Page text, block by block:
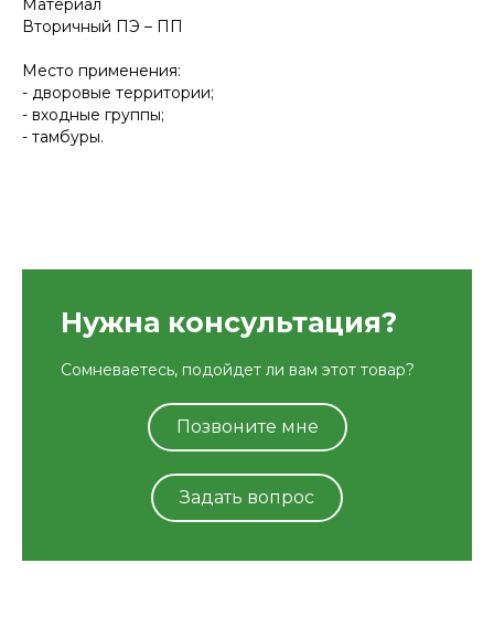
Материал
Вторичный ПЭ – ПП
Место применения:
- дворовые территории;
- входные группы;
- тамбуры.
Нужна консультация?
Сомневаетесь, подойдет ли вам этот товар?
Позвоните мне
Задать вопрос